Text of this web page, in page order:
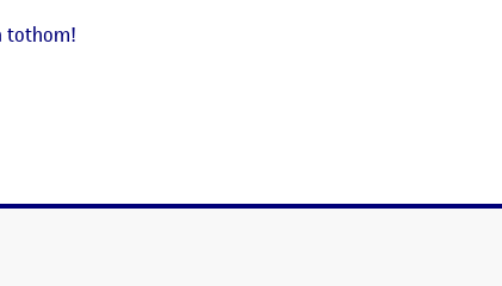
tothom!